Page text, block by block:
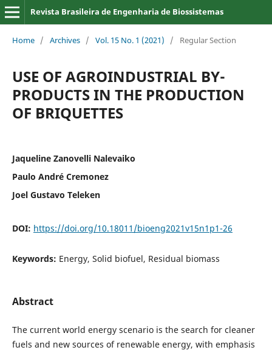
Revista Brasileira de Engenharia de Biossistemas
Home / Archives / Vol. 15 No. 1 (2021) / Regular Section
USE OF AGROINDUSTRIAL BY-
PRODUCTS IN THE PRODUCTION
OF BRIQUETTES
Jaqueline Zanovelli Nalevaiko
Paulo André Cremonez
Joel Gustavo Teleken
DOI: https://doi.org/10.18011/bioeng2021v15n1p1-26
Keywords: Energy, Solid biofuel, Residual biomass
Abstract
The current world energy scenario is the search for cleaner
fuels and new sources of renewable energy, with emphasis